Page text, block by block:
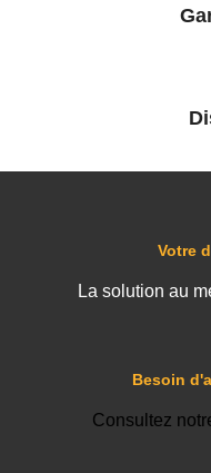
Besoin
Consultez
Votre
La solution au